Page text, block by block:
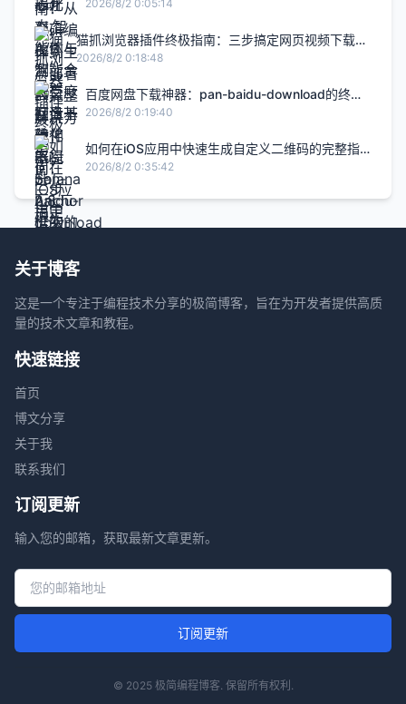
Solana Anchor 框架的链上 Agent 实战
2026/8/2 0:05:14
猫抓浏览器插件终极指南：三步搞定网页视频下载的
完整解决方案
2026/8/2 0:18:48
百度网盘下载神器：pan-baidu-download的终极
实战指南
2026/8/2 0:19:40
如何在iOS应用中快速生成自定义二维码的完整指
南
2026/8/2 0:35:42
关于博客
这是一个专注于编程技术分享的极简博客，旨在为开发者提供高质
量的技术文章和教程。
快速链接
首页
博文分享
关于我
联系我们
订阅更新
输入您的邮箱，获取最新文章更新。
邮箱地址
订阅更新
© 2025 极简编程博客. 保留所有权利.